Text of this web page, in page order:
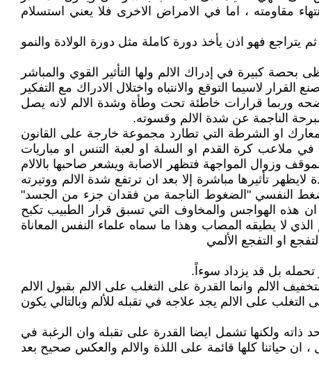
مقاومته ، اما في الامراض الاخرى فلا يعني استسلام
فهو اذن يأخذ دورة كاملة مثل دورة الولادة والنمو
كبيرة في إدراك الالم ولها التأثير القوي والمباشر
لاسيما التوقع والانتباه واختلال الادراك مع التفكير
وربما قرارات خاطئة تحت وطأة وشدة الالم لانه يصل
الناجمة عن شدة الالم وقسوته.
او الشرطة التي تطارد مجموعة خارجة على القانون
ملاعب كرة القدم او السلة او لعبة التنس او مباريات
وزوال المواجهة فتظهر الاصابة ويشعر صاحبها بالالام
تأثيرها مباشرة إلا بعد ان ترتفع شدة الالم ووتيرته
النفسي "الضغوط الناجمة من فقدان جزء من الجسد"
ان هذه الهواجس والمخاوف التي تسبق قرار الطبيب تكبح
لا يطيقه المصاب وهذا ما سماه علماء النفس المعاناة
او التفجع الألمي
تحمله بل قد يزداد سوءاً.
الالم وانما القدرة على التغلب على الالم بقبول الالم
على الالم يجد علاجه في تقبله للألم وبالتالي يكون
ذاته ولكنها تشمل ايضا القدرة على تقبله وان الرغبة في
ان حياتنا كلها قائمة على اللذة والالم والعكس صحيح بعد